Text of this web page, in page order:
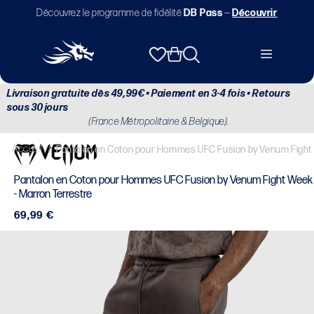
passer
Découvrez le programme de fidélité DB Pass— Découvrir
Panier
Livraison gratuite dès 49,99€ • Paiement en 3-4 fois • Retours
sous 30 jours
(France Métropolitaine & Belgique).
Accueil / Pantalon en Coton pour Hommes UFC Fusion by Venum
Pantalon en Coton pour Hommes UFC Fusion by Venum Fight Week
- Marron Terrestre
Prix
69,99 €